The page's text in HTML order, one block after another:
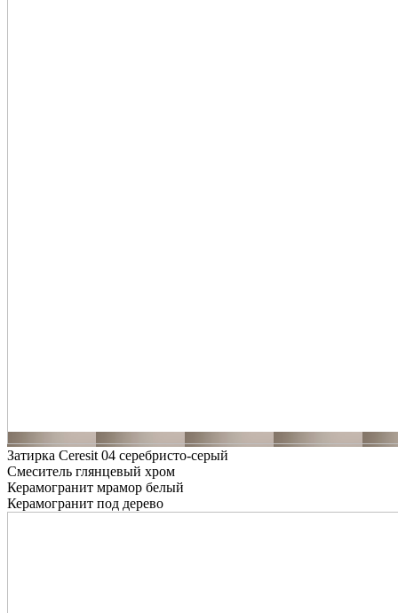
Затирка Ceresit 04 серебристо-серый
Смеситель глянцевый хром
Керамогранит мрамор белый
Керамогранит под дерево